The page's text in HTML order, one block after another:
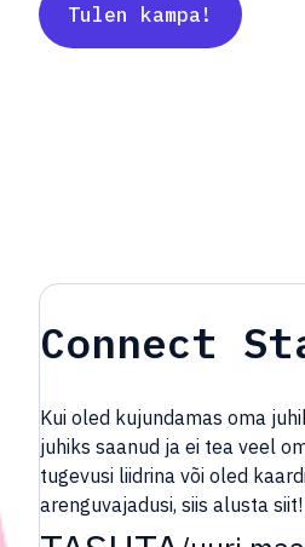
Tulen kampa!
Connect
Kui oled kujundamas oma
juhiks saanud ja ei tea veel
tugevusi liidrina või oled
arenguvajadusi, siis alusta siit!